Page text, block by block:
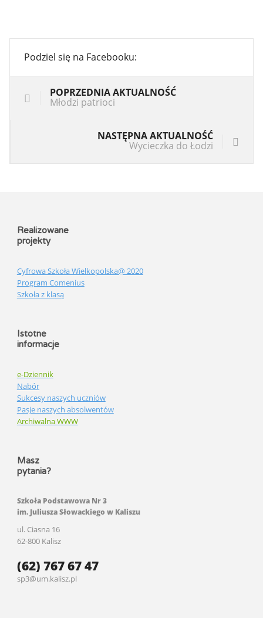
Podziel się na Facebooku:
POPRZEDNIA AKTUALNOŚĆ
Młodzi patrioci
NASTĘPNA AKTUALNOŚĆ
Wycieczka do Łodzi
Realizowane
projekty
Cyfrowa Szkoła Wielkopolska@ 2020
Program Comenius
Szkoła z klasą
Istotne
informacje
e-Dziennik
Nabór
Sukcesy naszych uczniów
Pasje naszych absolwentów
Archiwalna WWW
Masz
pytania?
Szkoła Podstawowa Nr 3
im. Juliusza Słowackiego w Kaliszu
ul. Ciasna 16
62-800 Kalisz
(62) 767 67 47
sp3@um.kalisz.pl